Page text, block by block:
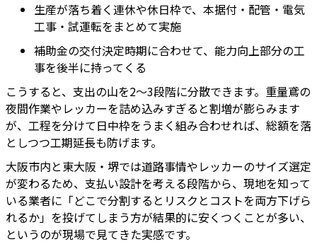
生産が落ち着く連休や休日枠で、本据付・配管・電気
工事・試運転をまとめて実施
補助金の交付決定時期に合わせて、能力向上部分の工
事を後半に持ってくる
こうすると、支出の山を2〜3段階に分散できます。重量鳶の
夜間作業やレッカーを詰め込みすぎると割増が膨らみます
が、工程を分けて日中枠をうまく組み合わせれば、総額を落
としつつ工期延長も防げます。
大阪市内と東大阪・堺では道路事情やレッカーのサイズ選定
が変わるため、支払い設計を考える段階から、現地を知って
いる業者に「どこで分割するとリスクとコストを両方下げら
れるか」を投げてしまう方が結果的に安くつくことが多い、
というのが現場で見てきた実感です。